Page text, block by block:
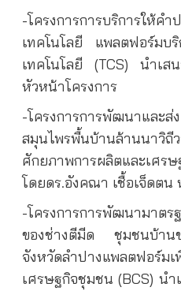
-โครงการการบริการให้ค
เทคโนโลยี
แพลตฟอร์มบ
เทคโนโลยี (TCS) นำเ
หัวหน้าโครงการ
-โครงการการพัฒนาและส่
สมุนไพรพื้นบ้านล้านนาวิ
ศักยภาพการผลิตและเศร
โดยดร.อังคณา เชื้อเจ็ดตน
-โครงการการพัฒนามาต
ของช่างตีมีด ชุมชนบ้าน
จังหวัดลำปางแพลตฟอร์ม
เศรษฐกิจชุมชน (BCS) น